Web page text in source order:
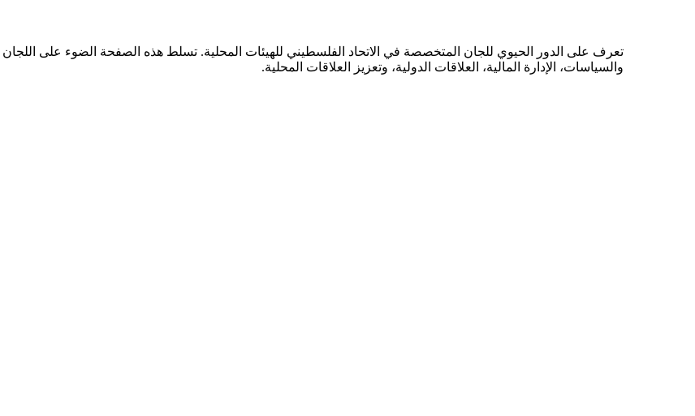
تعرف على الدور الحيوي للجان المتخصصة في الاتحاد الفلسطيني للهيئات المحلية. تسلط هذه الصفحة الضوء على اللجان
والسياسات، الإدارة المالية، العلاقات الدولية، وتعزيز العلاقات المحلية.